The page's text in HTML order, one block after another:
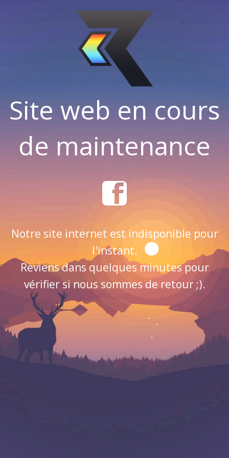
Site web en cours
de maintenance
Notre site internet est indisponible pour
l'instant.
Reviens dans quelques minutes pour
vérifier si nous sommes de retour ;).